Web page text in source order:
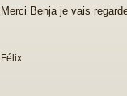
s
e
Merci Benja je vais
Félix